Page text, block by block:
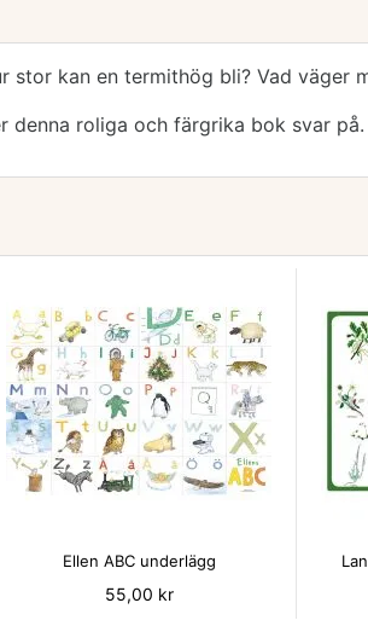
stor kan en termithög bli? Vad väger
denna roliga och färgrika bok svar på.

Ellen ABC underlägg
Pris
55,00 kr